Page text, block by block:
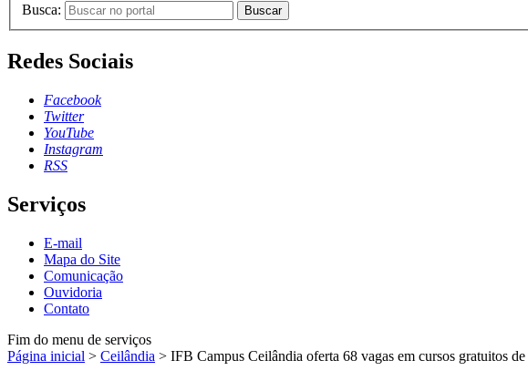
Busca: Buscar
Redes Sociais
Facebook
Twitter
YouTube
Instagram
RSS
Serviços
E-mail
Mapa do Site
Comunicação
Ouvidoria
Contato
Fim do menu de serviços
Página inicial > Ceilândia > IFB Campus Ceilândia oferta 68 vagas em cursos gratuitos